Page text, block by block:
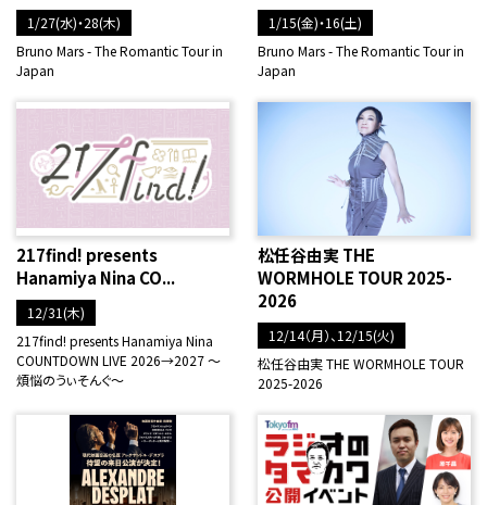
1/27(水)・28(木)
Bruno Mars - The Romantic Tour in
Japan
1/15(金)・16(土)
Bruno Mars - The Romantic Tour in
Japan
217find! presents
Hanamiya Nina CO...
12/31(木)
217find! presents Hanamiya Nina
COUNTDOWN LIVE 2026→2027 ～
煩悩のうぃそんぐ～
松任谷由実 THE
WORMHOLE TOUR 2025-
2026
12/14（月）、12/15(火)
松任谷由実 THE WORMHOLE TOUR
2025-2026